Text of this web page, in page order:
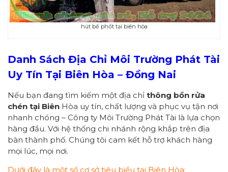
hút bể phốt tại biên hòa
Danh Sách Địa Chỉ Môi Trường Phát Tài
Uy Tín Tại Biên Hòa – Đồng Nai
Nếu bạn đang tìm kiếm một địa chỉ thông bồn rửa
chén tại Biên Hòa uy tín, chất lượng và phục vụ tận nơi
nhanh chóng – Công ty Môi Trường Phát Tài là lựa chọn
hàng đầu. Với hệ thống chi nhánh rộng khắp trên địa
bàn thành phố. Chúng tôi cam kết hỗ trợ khách hàng
mọi lúc, mọi nơi.
Dưới đây là một số cơ sở tiêu biểu tại Biên Hòa: